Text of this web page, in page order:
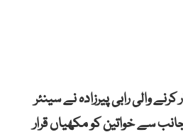
والی رابی پیرزادہ نے سینئر
سے خواتین کو مکھیاں قرار